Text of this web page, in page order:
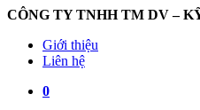
CÔNG TY TNHH TM DV –
Giới thiệu
Liên hệ
0